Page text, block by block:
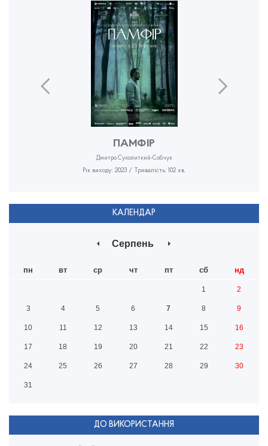
ПАМФІР
Дмитро Сухолиткий-Собчук
Рік виходу: 2023 / Тривалість: 102 хв.
КАЛЕНДАР
Серпень
пн вт ср чт пт сб нд
1 2
3 4 5 6 7 8 9
10 11 12 13 14 15 16
17 18 19 20 21 22 23
24 25 26 27 28 29 30
31
ДО ВИКОРИСТАННЯ